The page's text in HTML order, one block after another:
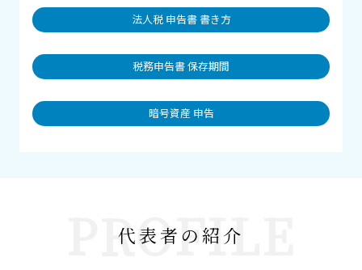
法人税 申告書 書き方
税務申告書 保存期間
暗号資産 申告
PROFILE
代表者の紹介